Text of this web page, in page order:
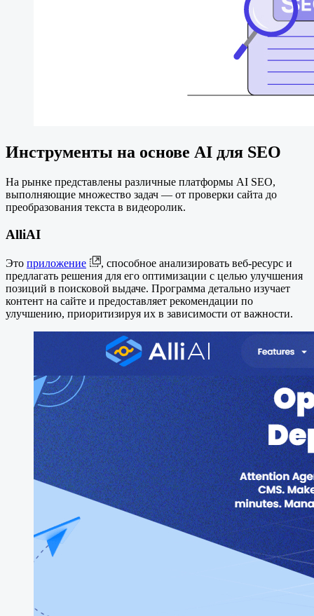
Инструменты на основе AI для SEO
На рынке представлены различные платформы AI SEO,
выполняющие множество задач — от проверки сайта до
преобразования текста в видеоролик.
AlliAI
Это приложение
, способное анализировать веб-ресурс и
предлагать решения для его оптимизации с целью улучшения
позиций в поисковой выдаче. Программа детально изучает
контент на сайте и предоставляет рекомендации по
улучшению, приоритизируя их в зависимости от важности.